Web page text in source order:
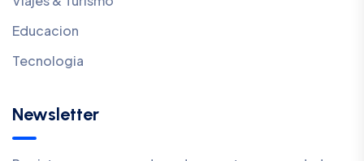
Educacion
Tecnologia
Newsletter